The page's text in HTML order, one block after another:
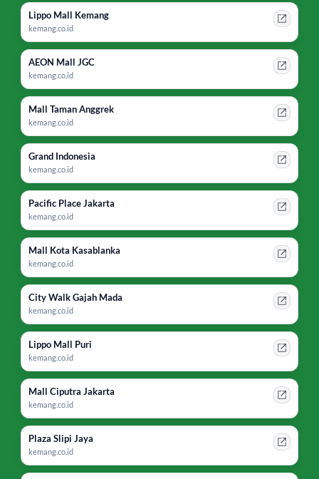
Lippo Mall Kemang
kemang.co.id
AEON Mall JGC
kemang.co.id
Mall Taman Anggrek
kemang.co.id
Grand Indonesia
kemang.co.id
Pacific Place Jakarta
kemang.co.id
Mall Kota Kasablanka
kemang.co.id
City Walk Gajah Mada
kemang.co.id
Lippo Mall Puri
kemang.co.id
Mall Ciputra Jakarta
kemang.co.id
Plaza Slipi Jaya
kemang.co.id